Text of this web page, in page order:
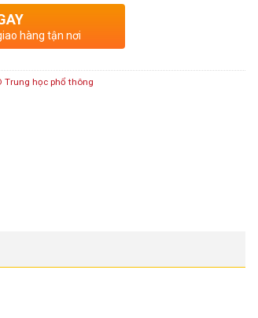
hàng tận nơi
Trung học phổ thông